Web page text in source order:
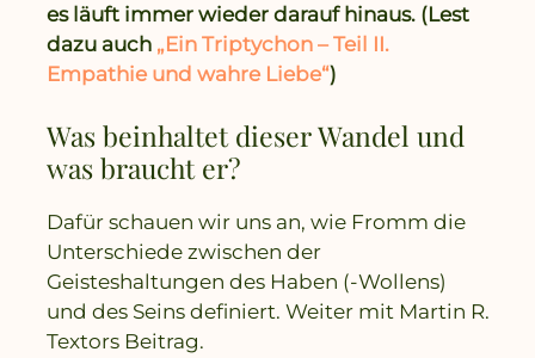
es läuft immer wieder darauf hinaus. (Lest
dazu auch „Ein Triptychon – Teil II.
Empathie und wahre Liebe“)
Was beinhaltet dieser Wandel und
was braucht er?
Dafür schauen wir uns an, wie Fromm die
Unterschiede zwischen der
Geisteshaltungen des Haben (-Wollens)
und des Seins definiert. Weiter mit Martin R.
Textors Beitrag.